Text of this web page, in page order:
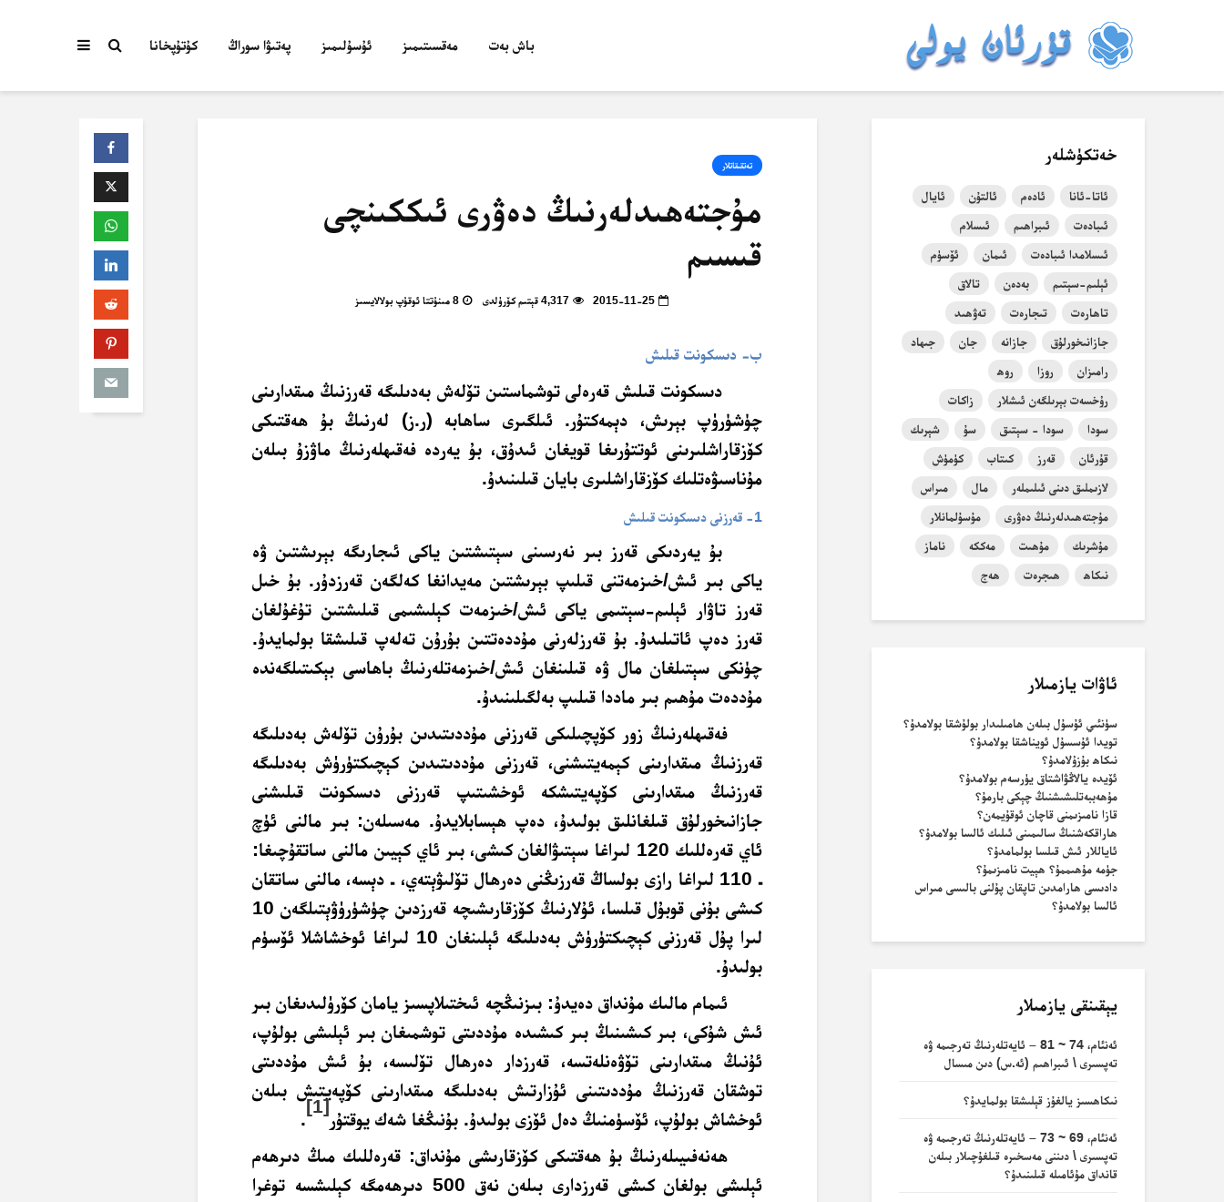
باش بەت مەقسىتىمىز ئۇسۇلىمىز پەتىۋا سوراڭ كۇتۇپخانا
تەتقىقاتلار
مۇجتەھىدلەرنىڭ دەۋرى ئىككىنچى
قىسىم
2015-11-25 4,317 قېتىم كۆرۈلدى 8 مىنۇتتا ئوقۇپ بولالايسىز
ب- دىسكونت قىلىش
دىسكونت قىلىش قەرەلى توشماستىن تۆلەش بەدىلىگە قەرزنىڭ مىقدارىنى
چۈشۈرۈپ بېرىش، دېمەكتۇر. ئىلگىرى ساھابە (ر.ز) لەرنىڭ بۇ ھەقتىكى
كۆزقاراشلىرىنى ئوتتۇرىغا قويغان ئىدۇق، بۇ يەردە فەقىھلەرنىڭ ماۋزۇ بىلەن
مۇناسىۋەتلىك كۆزقاراشلىرى بايان قىلىنىدۇ.
1- قەرزنى دىسكونت قىلىش
بۇ يەردىكى قەرز بىر نەرسىنى سېتىشتىن ياكى ئىجارىگە بېرىشتىن ۋە
ياكى بىر ئىش/خىزمەتنى قىلىپ بېرىشتىن مەيدانغا كەلگەن قەرزدۇر. بۇ خىل
قەرز تاۋار ئېلىم-سېتىمى ياكى ئىش/خىزمەت كېلىشىمى قىلىشتىن تۇغۇلغان
قەرز دەپ ئاتىلىدۇ. بۇ قەرزلەرنى مۇددەتتىن بۇرۇن تەلەپ قىلىشقا بولمايدۇ.
چۈنكى سېتىلغان مال ۋە قىلىنغان ئىش/خىزمەتلەرنىڭ باھاسى بېكىتىلگەندە
مۇددەت مۇھىم بىر ماددا قىلىپ بەلگىلىنىدۇ.
فەقىھلەرنىڭزور كۆپچىلىكى قەرزنى مۇددىتىدىن بۇرۇن تۆلەش بەدىلىگە
قەرزنىڭ مىقدارىنى كېمەيتىشنى، قەرزنى مۇددىتىدىن كېچىكتۈرۈش بەدىلىگە
قەرزنىڭ مىقدارىنى كۆپەيتىشكە ئوخشىتىپ قەرزنى دىسكونت قىلىشنى
جازانىخورلۇق قىلغانلىق بولىدۇ، دەپ ھېسابلايدۇ. مەسىلەن: بىر مالنى ئۈچ
ئاي قەرەللىك 120 لىراغا سېتىۋالغان كىشى، بىر ئاي كېيىن مالنى ساتقۇچىغا:
ـ 110 لىراغا رازى بولساڭ قەرزىڭنى دەرھال تۆلىۋېتەي، ـ دېسە، مالنى ساتقان
كىشى بۇنى قوبۇل قىلسا، ئۇلارنىڭ كۆزقارىشىچە قەرزدىن چۈشۈرۈۋېتىلگەن 10
لىرا پۇل قەرزنى كېچىكتۈرۈش بەدىلىگە ئېلىنغان 10 لىراغا ئوخشاشلا ئۆسۈم
بولىدۇ.
ئىمام مالىك مۇنداق دەيدۇ: بىزنىڭچە ئىختىلاپسىز يامان كۆرۈلىدىغان بىر
ئىش شۇكى، بىر كىشىنىڭ بىر كىشىدە مۇددىتى توشمىغان بىر ئېلىشى بولۇپ،
ئۇنىڭ مىقدارىنى تۆۋەنلەتسە، قەرزدار دەرھال تۆلىسە، بۇ ئىش مۇددىتى
توشقان قەرزنىڭ مۇددىتىنى ئۇزارتىش بەدىلىگە مىقدارىنى كۆپەيتىش بىلەن
ئوخشاش بولۇپ، ئۆسۈمنىڭ دەل ئۆزى بولىدۇ. بۇنىڭغا شەك يوقتۇر
[1]
.
ھەنەفىيىلەرنىڭ بۇ ھەقتىكى كۆزقارىشى مۇنداق: قەرەللىك مىڭ دىرھەم
ئېلىشى بولغان كىشى قەرزدارى بىلەن نەق 500 دىرھەمگە كېلىشسە توغرا
خەتكۈشلەر
ئاتا-ئانا ئادەم ئالتۇن
ئايال
ئىبادەت
ئىبراھىم
ئىسلام
ئىسلامدا ئىبادەت
ئىمان
ئۆسۈم
ئېلىم-سېتىم
بەدەن
تالاق
تاھارەت
تىجارەت
تەۋھىد
جازانىخورلۇق
جازانە جان
جىھاد
رامىزان
روزا
روھ
رۇخسەت بېرىلگەن ئىشلار
زاكات
سودا
سودا - سېتىق سۇ
شېرىك
قۇرئان
قەرز كىتاب
كۈمۈش
لازىملىق دىنى ئىلىملەر
مال
مىراس
مۇجتەھىدلەرنىڭ دەۋرى
مۇسۇلمانلار
مۇشرىك
مۇھىت مەككە
ناماز
نىكاھ
ھىجرەت ھەج
ئاۋات يازمىلار
سۈنئىي ئۇسۇل بىلەن ھامىلىدار بولۇشقا بولامدۇ؟
تويدا ئۇسسۇل ئويناشقا بولامدۇ؟
نىكاھ بۇزۇلامدۇ؟
ئۆيدە يالاڭۋاشتاق يۈرسەم بولامدۇ؟
مۇھەببەتلىشىشنىڭ چېكى بارمۇ؟
قازا نامىزىمنى قاچان ئوقۇيمەن؟
ھاراقكەشنىڭ سالىمىنى ئىلىك ئالسا بولامدۇ؟
ئاياللار ئىش قىلسا بولمامدۇ؟
جۈمە مۇھىممۇ؟ ھېيت نامىزىمۇ؟
دادىسى ھارامدىن تاپقان پۇلنى بالىسى مىراس
ئالسا بولامدۇ؟
يېقىنقى يازمىلار
ئەنئام، 74 ~ 81 – ئايەتلەرنىڭ تەرجىمە ۋە
تەپسىرى \ ئىبراھىم (ئە.س) دىن مىسال
نىكاھسىز يالغۇز قېلىشقا بولمايدۇ؟
ئەنئام، 69 ~ 73 – ئايەتلەرنىڭ تەرجىمە ۋە
تەپسىرى \ دىننى مەسخىرە قىلغۇچىلار بىلەن
قانداق مۇئامىلە قىلىنىدۇ؟